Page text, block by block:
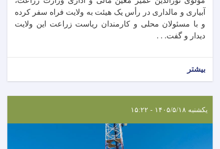
آبیاری و مالداری در رأس یک هیئت به ولایت فراه سفر کرده
و با مسئولان محلی و کارمندان ریاست زراعت این ولایت
دیدار و گفت. . .
بیشتر
یکشنبه ۱۴۰۵/۵/۱۸ - ۱۵:۲۲